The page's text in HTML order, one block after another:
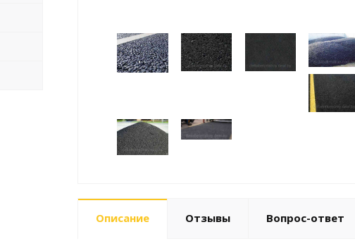
Описание Отзывы Вопрос-ответ